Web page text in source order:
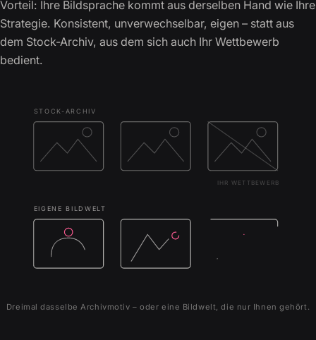
Vorteil: Ihre Bildsprache kommt aus derselben Hand wie Ihre
Strategie. Konsistent, unverwechselbar, eigen – statt aus
dem Stock-Archiv, aus dem sich auch Ihr Wettbewerb
bedient.
STOCK-ARCHIV
IHR WETTBEWERB
EIGENE BILDWELT
Dreimal dasselbe Archivmotiv – oder eine Bildwelt, die nur Ihnen gehört.